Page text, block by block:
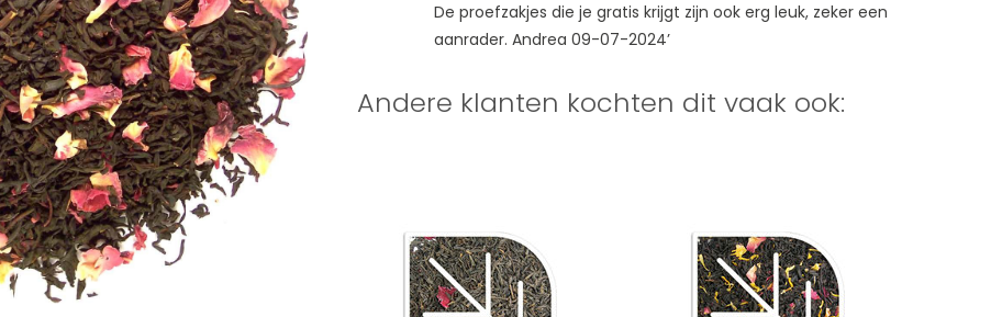
De proefzakjes die je gratis krijgt zijn ook erg leuk, zeker een
aanrader. Andrea 09-07-2024’
Andere klanten kochten dit vaak ook: